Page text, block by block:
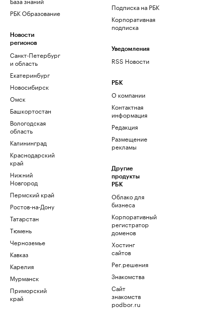
РБК Образование
Новости
регионов
Санкт-Петербург
и область
Екатеринбург
Новосибирск
Омск
Башкортостан
Вологодская
область
Калининград
Краснодарский
край
Нижний
Новгород
Пермский край
Ростов-на-Дону
Татарстан
Тюмень
Черноземье
Кавказ
Карелия
Мурманск
Приморский
край
Подписка на РБК
Корпоративная
подписка
Уведомления
RSS Новости
РБК
О компании
Контактная
информация
Редакция
Размещение
рекламы
Другие
продукты
РБК
Облако для
бизнеса
Корпоративный
регистратор
доменов
Хостинг
сайтов
Рег.решения
Знакомства
Сайт
знакомств
podbor.ru